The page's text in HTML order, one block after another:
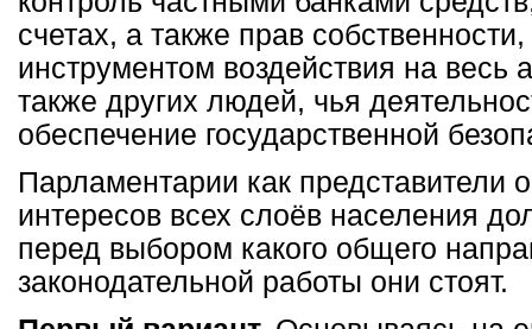
счетах, а также прав
инструментом воздействия на весь
также других людей, чья
обеспечение государственной
Парламентарии как представители
интересов всех слоёв населения
перед выбором какого общего
законодательной работы они стоят.